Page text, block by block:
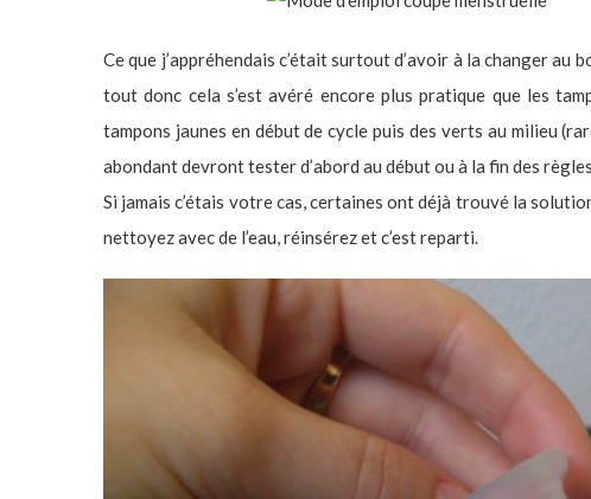
Ce que j’appréhendais c’était surtout d’avoir à la changer
tout donc cela s’est avéré encore plus pratique que les
tampons jaunes en début de cycle puis des verts au milieu
abondant devront tester d’abord au début ou à la fin des
Si jamais c’étais votre cas, certaines ont déjà trouvé la
nettoyez avec de l’eau, réinsérez et c’est reparti.